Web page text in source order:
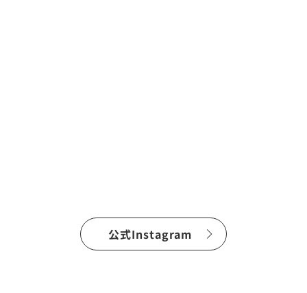
公式Instagram